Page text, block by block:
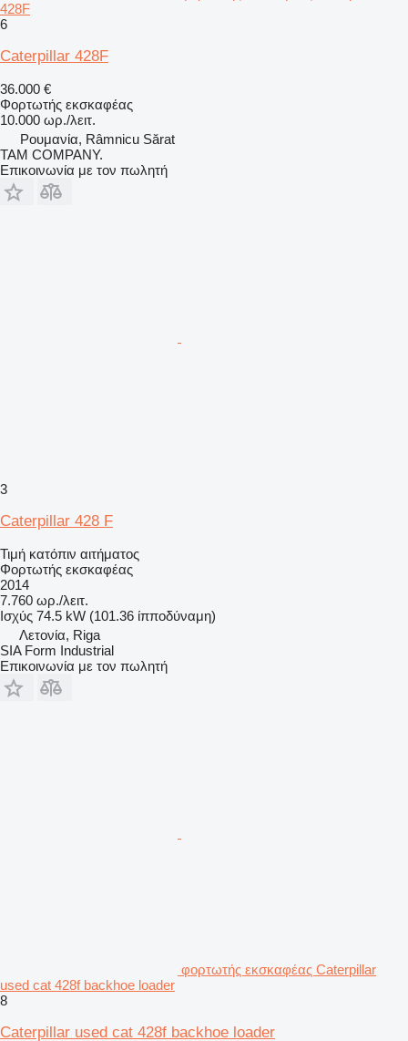
428F
6
Caterpillar 428F
36.000 €
Φορτωτής εκσκαφέας
10.000 ωρ./λειτ.
Ρουμανία, Râmnicu Sărat
TAM COMPANY.
Επικοινωνία με τον πωλητή
3
Caterpillar 428 F
Τιμή κατόπιν αιτήματος
Φορτωτής εκσκαφέας
2014
7.760 ωρ./λειτ.
Ισχύς 74.5 kW (101.36 ίπποδύναμη)
Λετονία, Riga
SIA Form Industrial
Επικοινωνία με τον πωλητή
φορτωτής εκσκαφέας Caterpillar
used cat 428f backhoe loader
8
Caterpillar used cat 428f backhoe loader